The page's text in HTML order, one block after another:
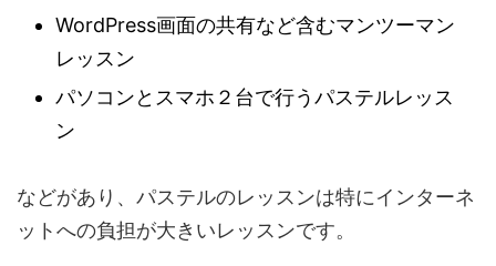
WordPress画面の共有など含むマンツーマン
レッスン
パソコンとスマホ２台で行うパステルレッス
ン
などがあり、パステルのレッスンは特にインターネ
ットへの負担が大きいレッスンです。